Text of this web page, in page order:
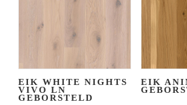
EIK WHITE NIGHTS
VIVO LN
GEBORSTELD
EIK